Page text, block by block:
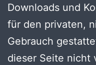
Downloads und
für den privaten,
Gebrauch
dieser Seite nicht